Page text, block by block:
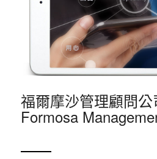
福爾摩沙管理顧問公
Formosa